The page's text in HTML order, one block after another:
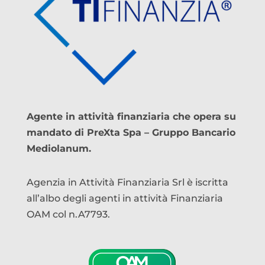
Agente in attività finanziaria che opera su
mandato di PreXta Spa – Gruppo Bancario
Mediolanum.
Agenzia in Attività Finanziaria Srl è iscritta
all’albo degli agenti in attività Finanziaria
OAM col n.A7793.